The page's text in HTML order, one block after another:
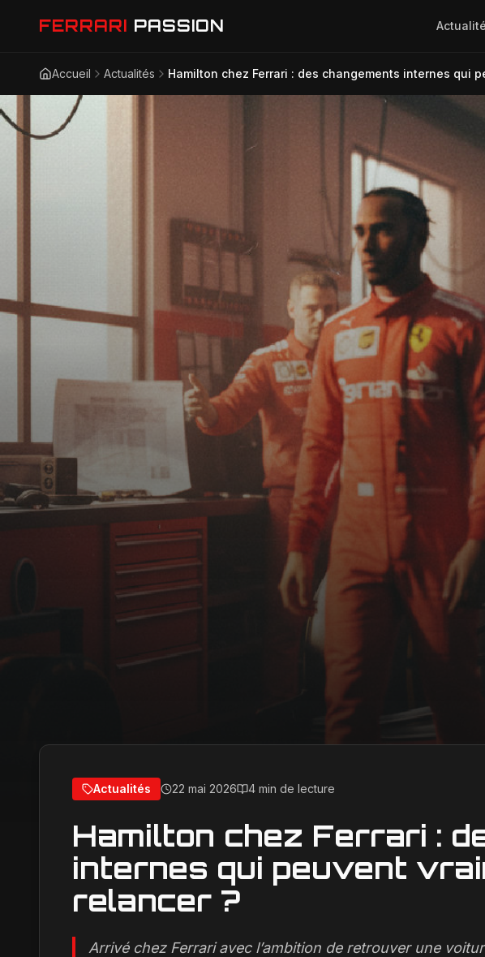
FERRARI PASSION
Accueil Actualités Hamilton chez Ferrari : des changements internes qui
Actualités 22 mai 2026 4 min de lecture
Hamilton chez Ferrari :
internes qui peuvent
relancer ?
Arrivé chez Ferrari avec l’ambition de retrouver une